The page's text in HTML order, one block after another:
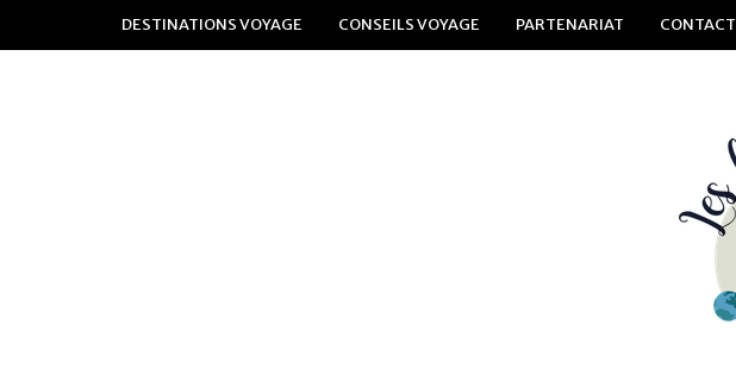
DESTINATIONS VOYAGE CONSEILS VOYAGE PARTENARIAT CONTACT